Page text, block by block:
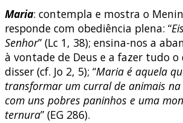
Maria: contempla e mostra o
responde com obediência plena: “
Senhor” (Lc 1, 38); ensina-nos a
à vontade de Deus e a fazer tudo o
disser (cf. Jo 2, 5); “Maria é aquela
transformar um curral de animais na
com uns pobres paninhos e uma
ternura” (EG 286).